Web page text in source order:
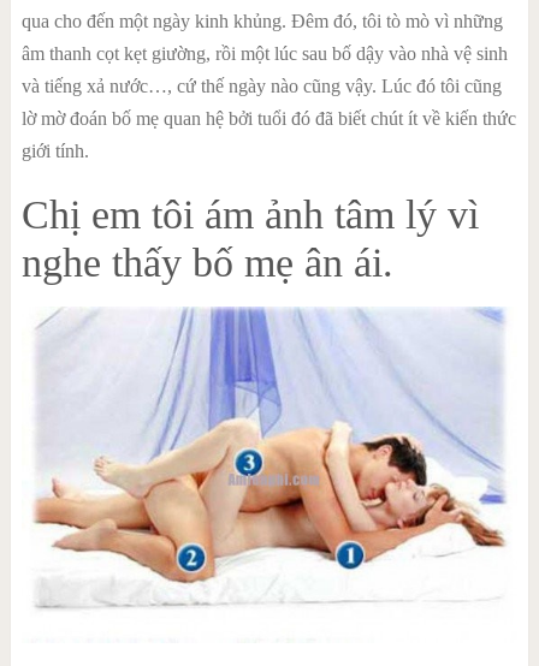
qua cho đến một ngày kinh khủng. Đêm đó, tôi tò mò vì những
âm thanh cọt kẹt giường, rồi một lúc sau bố dậy vào nhà vệ sinh
và tiếng xả nước…, cứ thế ngày nào cũng vậy. Lúc đó tôi cũng
lờ mờ đoán bố mẹ quan hệ bởi tuổi đó đã biết chút ít về kiến thức
giới tính.
Chị em tôi ám ảnh tâm lý vì
nghe thấy bố mẹ ân ái.